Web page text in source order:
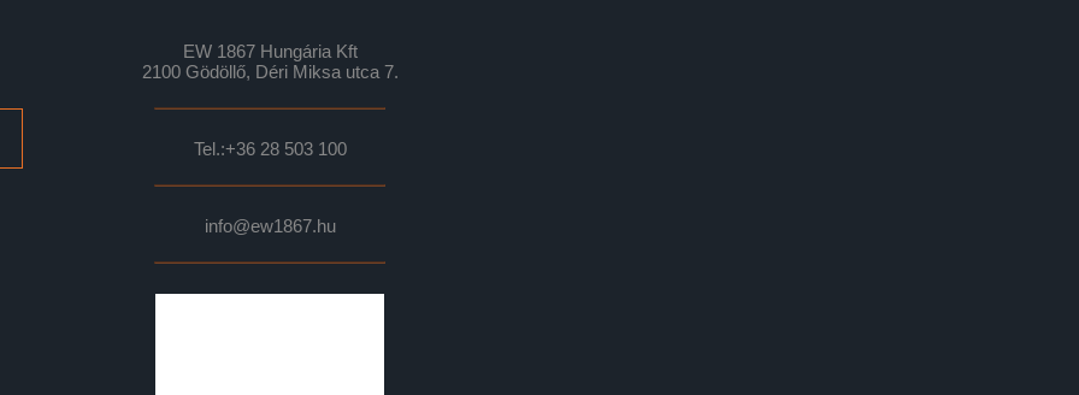
EW 1867 Hungária Kft
2100 Gödöllő, Déri Miksa utca 7.
Tel.:+36 28 503 100
info@ew1867.hu